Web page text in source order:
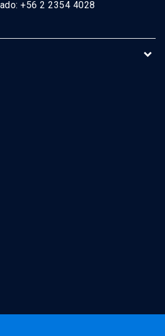
+56 2 2354 4028